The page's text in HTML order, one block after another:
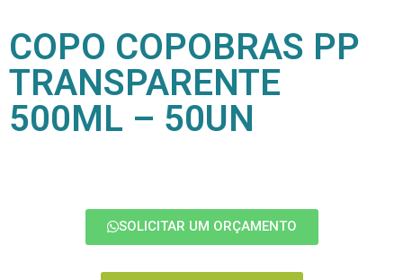
COPO COPOBRAS PP
TRANSPARENTE
500ML – 50UN
SOLICITAR UM ORÇAMENTO